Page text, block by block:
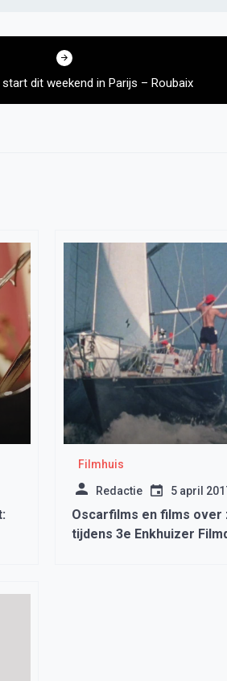
dit weekend in Parijs – Roubaix
Filmhuis
Redactie 5 april
Oscarfilms en films over
tijdens 3e Enkhuizer